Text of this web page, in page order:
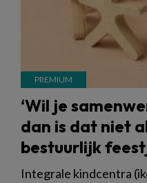
‘Wil je
dan is dat niet
bestuurlijk
Integrale kindcentra